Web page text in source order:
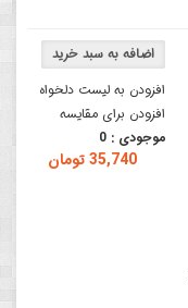
افزودن به لیست دلخواه
افزودن برای مقایسه
موجودی : 0
35,740 تومان